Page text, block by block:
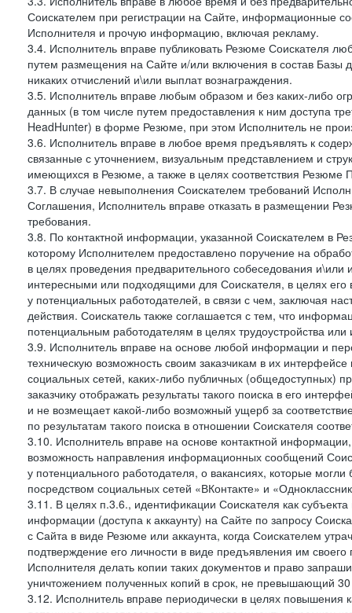
Соискателем при регистрации на Сайте, информационные
Исполнителя и прочую информацию, включая рекламу.
3.4. Исполнитель вправе публиковать Резюме Соискателя
путем размещения на Сайте и/или включения в состав Базы
никаких отчислений и\или выплат вознаграждения.
3.5. Исполнитель вправе любым образом и без каких-либо
данных (в том числе путем предоставления к ним доступа
HeadHunter) в форме Резюме, при этом Исполнитель не
3.6. Исполнитель вправе в любое время предъявлять к
связанные с уточнением, визуальным представлением и
имеющихся в Резюме, а также в целях соответствия
3.7. В случае невыполнения Соискателем требований
Соглашения, Исполнитель вправе отказать в размещении
требования.
3.8. По контактной информации, указанной Соискателем в
которому Исполнителем предоставлено поручение на
в целях проведения предварительного собеседования
интересными или подходящими для Соискателя, в целях его
у потенциальных работодателей, в связи с чем, заключая
действия. Соискатель также соглашается с тем, что
потенциальным работодателям в целях трудоустройства
3.9. Исполнитель вправе на основе любой информации и
техническую возможность своим заказчикам в их
социальных сетей, каких-либо публичных (общедоступных)
заказчику отображать результаты такого поиска в его
и не возмещает какой-либо возможный ущерб за
по результатам такого поиска в отношении Соискателя
3.10. Исполнитель вправе на основе контактной
возможность направления информационных сообщений
у потенциального работодателя, о вакансиях, которые
посредством социальных сетей «ВКонтакте» и
3.11. В целях п.3.6., идентификации Соискателя как
информации (доступа к аккаунту) на Сайте по запросу
с Сайта в виде Резюме или аккаунта, когда Соискателем
подтверждение его личности в виде предъявления им
Исполнителя делать копии таких документов и право
уничтожением полученных копий в срок, не превышающий
3.12. Исполнитель вправе периодически в целях повышения